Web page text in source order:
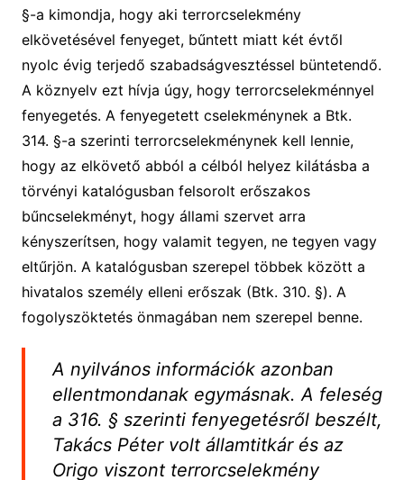
§-a kimondja, hogy aki terrorcselekmény
elkövetésével fenyeget, bűntett miatt két évtől
nyolc évig terjedő szabadságvesztéssel büntetendő.
A köznyelv ezt hívja úgy, hogy terrorcselekménnyel
fenyegetés. A fenyegetett cselekménynek a Btk.
314. §-a szerinti terrorcselekménynek kell lennie,
hogy az elkövető abból a célból helyez kilátásba a
törvényi katalógusban felsorolt erőszakos
bűncselekményt, hogy állami szervet arra
kényszerítsen, hogy valamit tegyen, ne tegyen vagy
eltűrjön. A katalógusban szerepel többek között a
hivatalos személy elleni erőszak (Btk. 310. §). A
fogolyszöktetés önmagában nem szerepel benne.
A nyilvános információk azonban
ellentmondanak egymásnak. A feleség
a 316. § szerinti fenyegetésről beszélt,
Takács Péter volt államtitkár és az
Origo viszont terrorcselekmény